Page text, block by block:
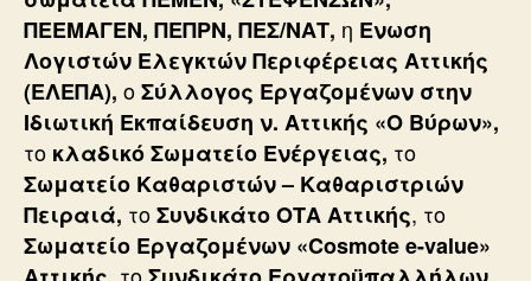
ΠΕΕΜΑΓΕΝ, ΠΕΠΡΝ, ΠΕΣ/ΝΑΤ, η Ενωση
Λογιστών Ελεγκτών Περιφέρειας Αττικής
(ΕΛΕΠΑ), οΣύλλογος Εργαζομένων στην
Ιδιωτική Εκπαίδευση ν. Αττικής «Ο Βύρων»,
το κλαδικό Σωματείο Ενέργειας, το
Σωματείο Καθαριστών – Καθαριστριών
Πειραιά, τοΣυνδικάτο ΟΤΑ Αττικής, το
Σωματείο Εργαζομένων «Cosmote e-value»